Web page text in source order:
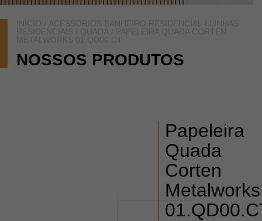
INÍCIO / ACESSÓRIOS BANHEIRO RESIDENCIAL /
LINHAS
RESIDENCIAIS / QUADA / PAPELEIRA QUADA CORTEN
METALWORKS 01.QD00.CT
NOSSOS PRODUTOS
Papeleira
Quada
Corten
Metalworks